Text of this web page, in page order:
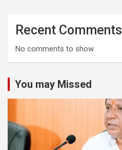
Recent Comments
No comments to show.
You may Missed